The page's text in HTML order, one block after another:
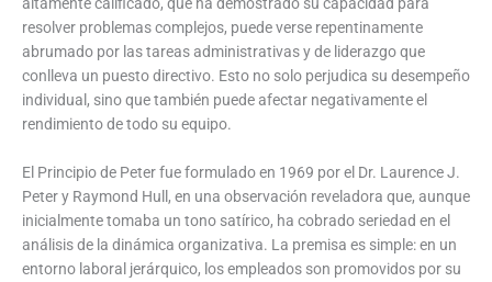
resolver problemas complejos, puede verse repentinamente
abrumado por las tareas administrativas y de liderazgo que
conlleva un puesto directivo. Esto no solo perjudica su desempeño
individual, sino que también puede afectar negativamente el
rendimiento de todo su equipo.
El Principio de Peter fue formulado en 1969 por el Dr. Laurence J.
Peter y Raymond Hull, en una observación reveladora que, aunque
inicialmente tomaba un tono satírico, ha cobrado seriedad en el
análisis de la dinámica organizativa. La premisa es simple: en un
entorno laboral jerárquico, los empleados son promovidos por su